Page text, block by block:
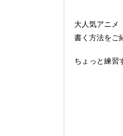
大人気アニメ
書く方法をご
ちょっと練習